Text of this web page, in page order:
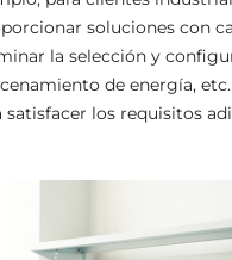
soluciones con
la selección y
de energía,
los requisitos